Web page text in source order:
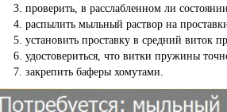
проверить, в расслабленном ли
распылить мыльный раствор на
установить проставку в средний виток
удостовериться, что витки пружины
закрепить баферы хомутами.